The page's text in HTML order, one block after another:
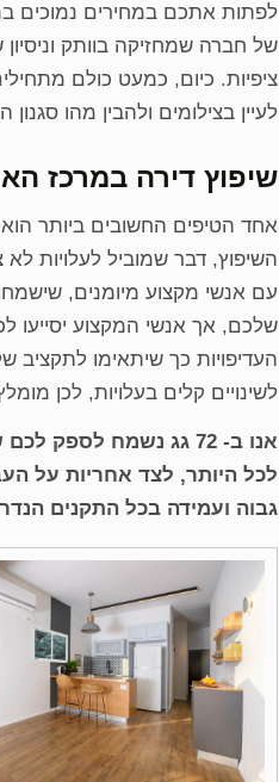
לפתות אתכם במחירים נמוכים
של חברה שמחזיקה בוותק
ציפיות. כיום, כמעט כולם
לעיין בצילומים ולהבין מהו
שיפוץ דירה במרכז
אחד הטיפים החשובים ביותר
השיפוץ, דבר שמוביל לעלויות
עם אנשי מקצוע מיומנים,
שלכם, אך אנשי המקצוע יסייעו
העדיפויות כך שיתאימו לתקציב
לשינויים קלים בעלויות, לכן
לכל היותר, לצד אחריות על
גבוה ועמידה בכל התקנים